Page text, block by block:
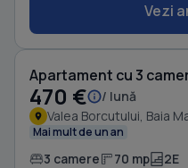
Vezi
Apartament cu 3
470 € / lună
Valea Borcutului, Baia
Mai mult de un an
3 camere 70 mp 2E